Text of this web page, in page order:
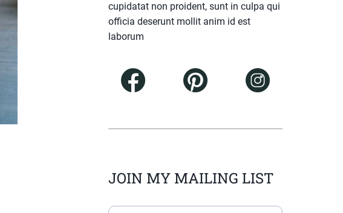
cupidatat non proident, sunt in culpa qui
officia deserunt mollit anim id est
laborum
JOIN MY MAILING LIST